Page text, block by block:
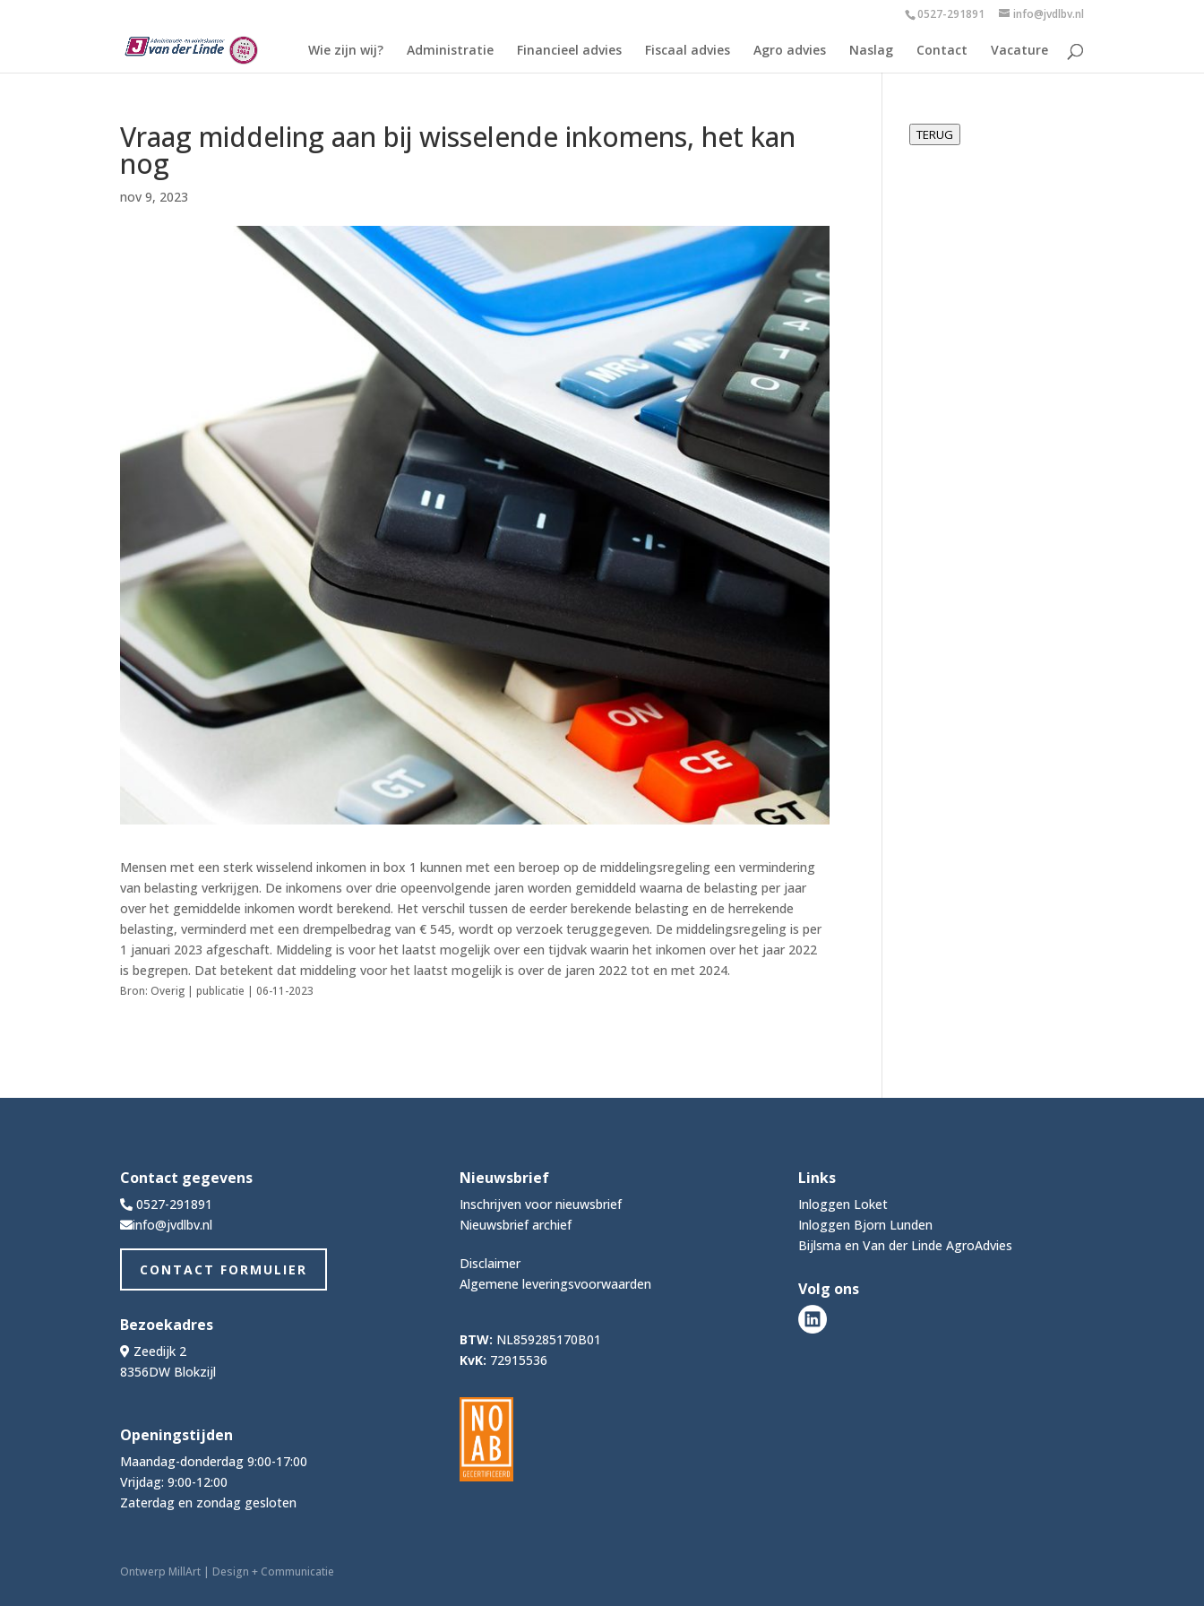
0527-291891 info@jvdlbv.nl
Wie zijn wij? Administratie Financieel advies Fiscaal advies Agro advies Naslag Contact Vacature
Vraag middeling aan bij wisselende inkomens, het kan
nog
nov 9, 2023
Mensen met een sterk wisselend inkomen in box 1 kunnen met een beroep op de middelingsregeling een vermindering
van belasting verkrijgen. De inkomens over drie opeenvolgende jaren worden gemiddeld waarna de belasting per jaar
over het gemiddelde inkomen wordt berekend. Het verschil tussen de eerder berekende belasting en de herrekende
belasting, verminderd met een drempelbedrag van € 545, wordt op verzoek teruggegeven. De middelingsregeling is per
1 januari 2023 afgeschaft. Middeling is voor het laatst mogelijk over een tijdvak waarin het inkomen over het jaar 2022
is begrepen. Dat betekent dat middeling voor het laatst mogelijk is over de jaren 2022 tot en met 2024.
Bron: Overig | publicatie | 06-11-2023
TERUG
Contact gegevens
0527-291891
info@jvdlbv.nl
CONTACT FORMULIER
Bezoekadres
Zeedijk 2
8356DW Blokzijl
Openingstijden
Maandag-donderdag 9:00-17:00
Vrijdag: 9:00-12:00
Zaterdag en zondag gesloten
Nieuwsbrief
Inschrijven voor nieuwsbrief
Nieuwsbrief archief
Disclaimer
Algemene leveringsvoorwaarden
BTW: NL859285170B01
KvK: 72915536
Links
Inloggen Loket
Inloggen Bjorn Lunden
Bijlsma en Van der Linde AgroAdvies
Volg ons
Ontwerp MillArt | Design + Communicatie